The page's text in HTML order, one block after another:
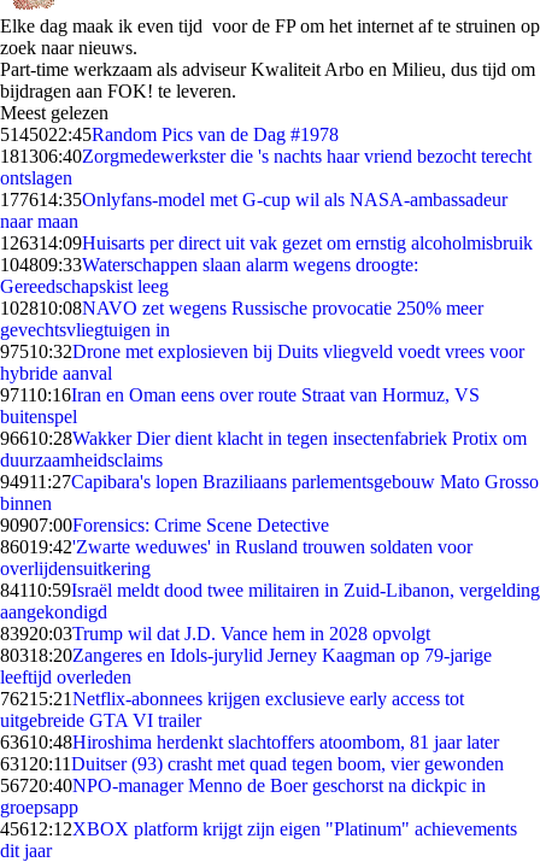
Elke dag maak ik even tijd voor de FP om het internet af te struinen op
zoek naar nieuws.
Part-time werkzaam als adviseur Kwaliteit Arbo en Milieu, dus tijd om
bijdragen aan FOK! te leveren.
Meest gelezen
5145022:45Random Pics van de Dag #1978
181306:40Zorgmedewerkster die 's nachts haar vriend bezocht terecht
ontslagen
177614:35Onlyfans-model met G-cup wil als NASA-ambassadeur
naar maan
126314:09Huisarts per direct uit vak gezet om ernstig alcoholmisbruik
104809:33Waterschappen slaan alarm wegens droogte:
Gereedschapskist leeg
102810:08NAVO zet wegens Russische provocatie 250% meer
gevechtsvliegtuigen in
97510:32Drone met explosieven bij Duits vliegveld voedt vrees voor
hybride aanval
97110:16Iran en Oman eens over route Straat van Hormuz, VS
buitenspel
96610:28Wakker Dier dient klacht in tegen insectenfabriek Protix om
duurzaamheidsclaims
94911:27Capibara's lopen Braziliaans parlementsgebouw Mato Grosso
binnen
90907:00Forensics: Crime Scene Detective
86019:42'Zwarte weduwes' in Rusland trouwen soldaten voor
overlijdensuitkering
84110:59Israël meldt dood twee militairen in Zuid-Libanon, vergelding
aangekondigd
83920:03Trump wil dat J.D. Vance hem in 2028 opvolgt
80318:20Zangeres en Idols-jurylid Jerney Kaagman op 79-jarige
leeftijd overleden
76215:21Netflix-abonnees krijgen exclusieve early access tot
uitgebreide GTA VI trailer
63610:48Hiroshima herdenkt slachtoffers atoombom, 81 jaar later
631 20:11Duitser (93) crasht met quad tegen boom, vier gewonden
56720:40NPO-manager Menno de Boer geschorst na dickpic in
groepsapp
45612:12XBOX platform krijgt zijn eigen "Platinum" achievements
dit jaar